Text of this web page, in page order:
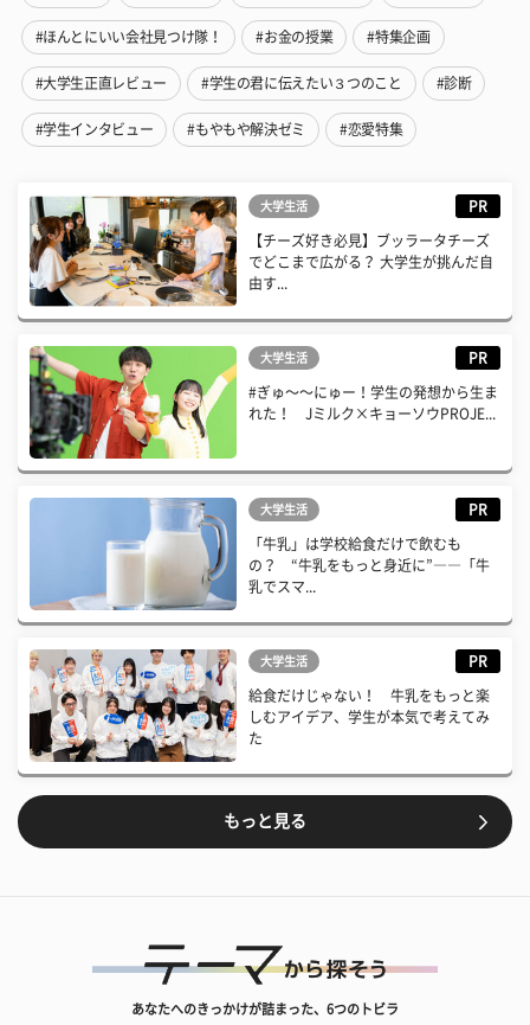
#ほんとにいい会社見つけ隊！ #お金の授業 #特集企画
#大学生正直レビュー #学生の君に伝えたい３つのこと #診断
#学生インタビュー #もやもや解決ゼミ #恋愛特集
大学生活 PR
【チーズ好き必見】ブッラータチーズ
でどこまで広がる？ 大学生が挑んだ自
由す...
大学生活 PR
#ぎゅ〜〜にゅー！学生の発想から生ま
れた！ Jミルク×キョーソウPROJE...
大学生活 PR
「牛乳」は学校給食だけで飲むも
の？ “牛乳をもっと身近に”――「牛
乳でスマ...
大学生活 PR
給食だけじゃない！ 牛乳をもっと楽
しむアイデア、学生が本気で考えてみ
た
もっと見る
あなたへのきっかけが詰まった、6つのトビラ